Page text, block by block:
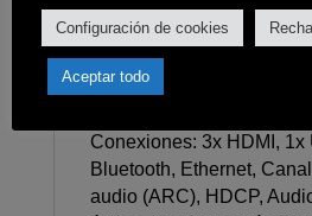
Sonido: Potencia 2x 20W,
DTS-HD, Dolby AC4,
Audio, Dolby TrueHD.
Conexiones: 3x HDMI, 1x
Bluetooth, Ethernet,
audio (ARC), HDCP,
Configuración de cookies
Aceptar todo